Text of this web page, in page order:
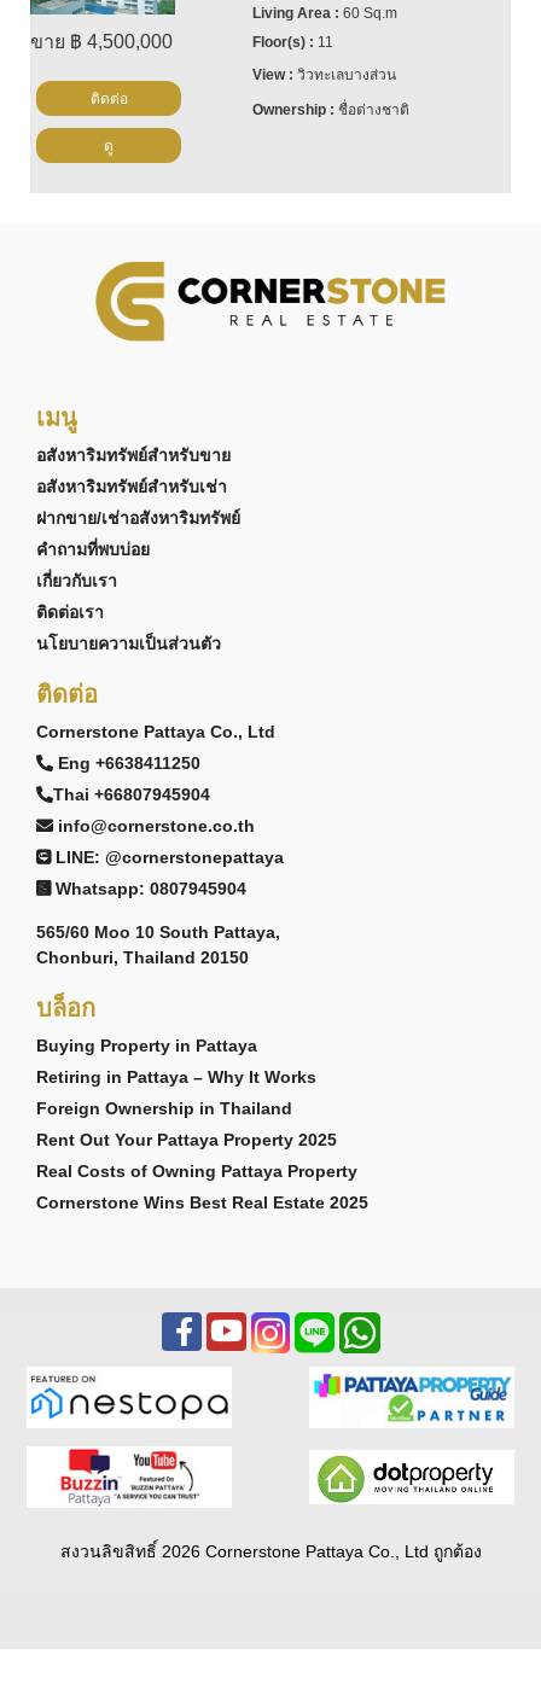
ขาย ฿ 4,500,000
60 Sq.m
11
วิวทะเลบางส่วน
ชื่อต่างชาติ
ติดต่อ
ดู
เมนู
อสังหาริมทรัพย์สำหรับขาย
อสังหาริมทรัพย์สำหรับเช่า
ฝากขาย/เช่าอสังหาริมทรัพย์
คำถามที่พบบ่อย
เกี่ยวกับเรา
ติดต่อเรา
นโยบายความเป็นส่วนตัว
ติดต่อ
Cornerstone Pattaya Co., Ltd
Eng +6638411250
Thai +66807945904
info@cornerstone.co.th
LINE: @cornerstonepattaya
Whatsapp: 0807945904
565/60 Moo 10 South Pattaya,
Chonburi, Thailand 20150
บล็อก
Buying Property in Pattaya
Retiring in Pattaya – Why It Works
Foreign Ownership in Thailand
Rent Out Your Pattaya Property 2025
Real Costs of Owning Pattaya Property
Cornerstone Wins Best Real Estate 2025
สงวนลิขสิทธิ์ 2026 Cornerstone Pattaya Co., Ltd ถูกต้อง